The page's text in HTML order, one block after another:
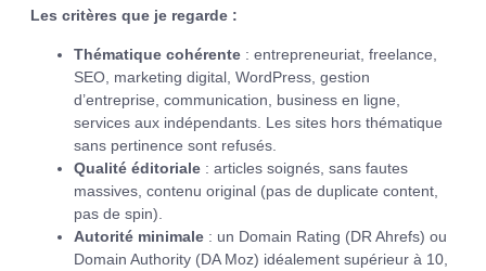
Les critères que je regarde :
Thématique cohérente : entrepreneuriat, freelance,
SEO, marketing digital, WordPress, gestion
d’entreprise, communication, business en ligne,
services aux indépendants. Les sites hors thématique
sans pertinence sont refusés.
Qualité éditoriale : articles soignés, sans fautes
massives, contenu original (pas de duplicate content,
pas de spin).
Autorité minimale : un Domain Rating (DR Ahrefs) ou
Domain Authority (DA Moz) idéalement supérieur à 10,